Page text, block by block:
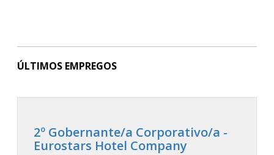
ÚLTIMOS EMPREGOS
2º Gobernante/a Corporativo/a -
Eurostars Hotel Company